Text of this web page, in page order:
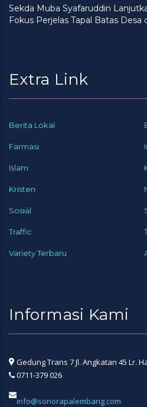
Sekda Muba Syafaruddin
Fokus Perjelas Tapal Batas
Extra Link
Berita Lokal
Farmasi
Islam
Kristen
Sosial
Traffic
Variety Terbaru
Informasi Kami
Gedung Trans 7 Jl. Angkatan 45 Lr.
0711-379 026
info@sonorapalembang.com